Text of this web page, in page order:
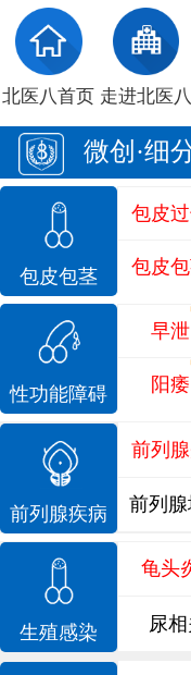
北医八首页 走进北医八
微创·细
包皮包茎
包皮
包皮
性功能障碍
早泄
阳痿
前列腺疾病
前列
前列腺
生殖感染
龟头
尿